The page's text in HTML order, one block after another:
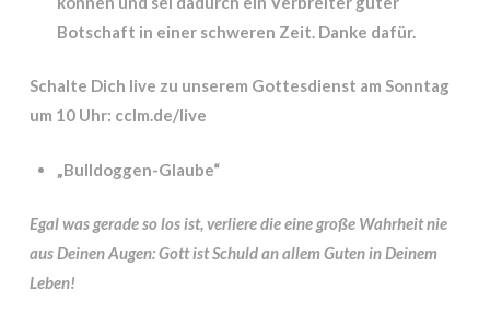
Botschaft in einer schweren Zeit. Danke dafür.
Schalte Dich live zu unserem Gottesdienst am Sonntag
um 10 Uhr: cclm.de/live
„Bulldoggen-Glaube“
Egal was gerade so los ist, verliere die eine große Wahrheit nie
aus Deinen Augen: Gott ist Schuld an allem Guten in Deinem
Leben!